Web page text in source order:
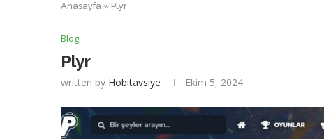
Anasayfa » Plyr
Blog
Plyr
written by Hobitavsiye Ekim 5, 2024